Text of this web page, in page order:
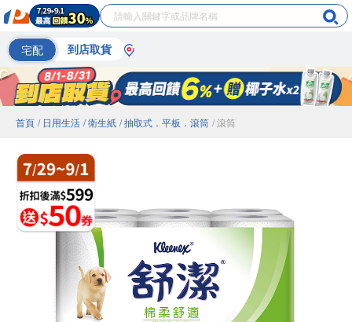
宅配 到店取貨
首頁 / 日用生活 / 衛生紙 / 抽取式．平板．滾筒 / 滾筒